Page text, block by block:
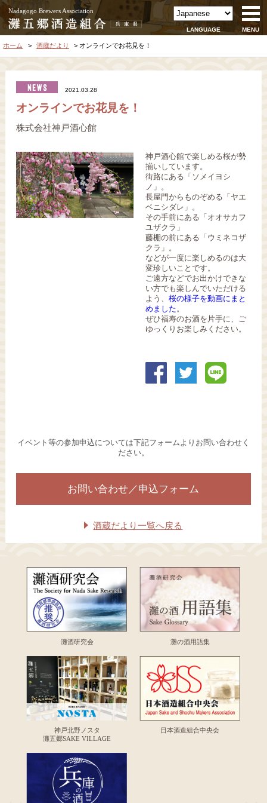
Nadagogo Brewers Association
LANGUAGE MENU
ホーム 酒蔵だより オンラインでお花見を！
2021.03.28
オンラインでお花見を！
株式会社神戸酒心館
神戸酒心館で楽しめる桜が勢
揃いしています。
街路にある「ソメイヨシ
ノ」。
長屋門からものぞめる「ヤエ
ベニシダレ」。
その手前にある「オオサカフ
ユザクラ」
藤棚の前にある「ウミネコザ
クラ」。
などが一度に楽しめるのは大
変珍しいことです。
ご遠方などでお出かけできな
い方でも楽しんでいただける
よう、 桜の様子を動画にまと
めました 。
ぜひ福寿のお酒を片手に、ご
ゆっくりお楽しみください。
イベント等の参加申込については下記フォームよりお問い合わせく
ださい。
お問い合わせ／申込フォーム
酒蔵だより一覧へ戻る
灘酒研究会 灘の酒用語集
神戸北野ノスタ
灘五郷SAKE VILLAGE
日本酒造組合中央会